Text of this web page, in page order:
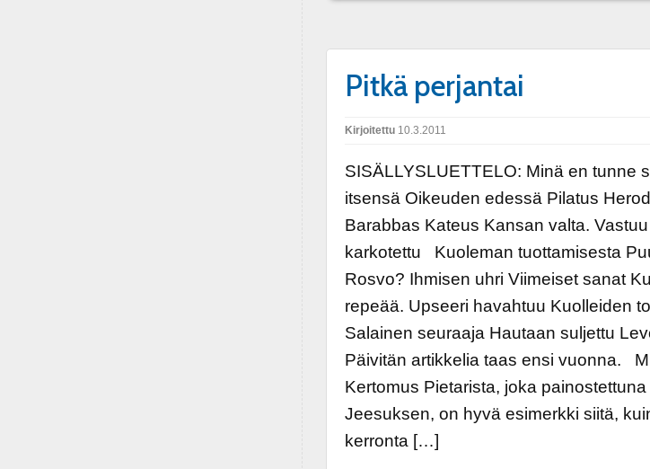
Pitkä perjantai
Kirjoitettu10.3.2011
SISÄLLYSLUETTELO: Minä en tunne
itsensä Oikeuden edessä Pilatus
Barabbas Kateus Kansan valta.
karkotettu Kuoleman tuottamisesta
Rosvo? Ihmisen uhri Viimeiset sanat
repeää. Upseeri havahtuu Kuolleiden
Salainen seuraaja Hautaan suljettu
Päivitän artikkelia taas ensi vuonna.
Kertomus Pietarista, joka
Jeesuksen, on hyvä esimerkki siitä,
kerronta […]